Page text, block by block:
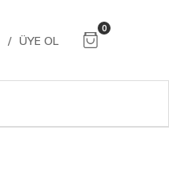
/ ÜYE OL
0